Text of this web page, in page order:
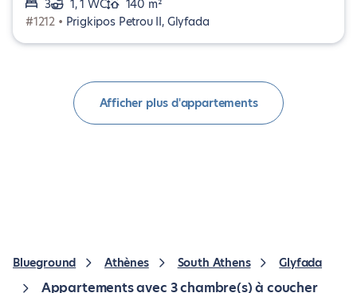
3 1, 1 WC
140 m²
#1212 • Prigkipos Petrou II, Glyfada
Afficher plus d'appartements
Blueground Athènes South Athens Glyfada
Appartements avec 3 chambre(s) à coucher